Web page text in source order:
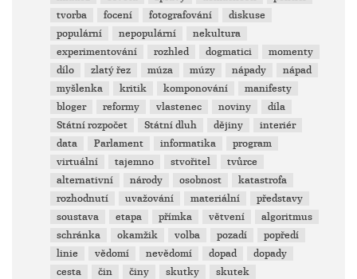
tvorba
focení fotografování
diskuse
populární
nepopulární
nekultura
experimentování
rozhled dogmatici
momenty
dílo
zlatý řez múza múzy nápady
nápad
myšlenka
kritik komponování
manifesty
bloger
reformy vlastenec noviny
díla
Státní rozpočet
Státní dluh dějiny
interiér
data
Parlament informatika
program
virtuální
tajemno stvořitel
tvůrce
alternativní
národy osobnost
katastrofa
rozhodnutí
uvažování materiální
představy
soustava
etapa přímka větvení
algoritmus
schránka
okamžik volba pozadí
popředí
linie
vědomí nevědomí dopad
dopady
cesta
čin činy skutky
skutek